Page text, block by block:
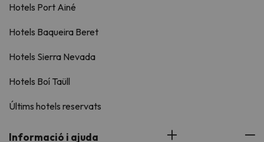
Hotels Port Ainé
Hotels Baqueira Beret
Hotels Sierra Nevada
Hotels Boí Taüll
Últims hotels reservats
Informació i ajuda